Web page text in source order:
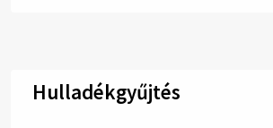
Hulladékgyűjtés